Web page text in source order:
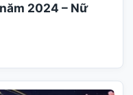
2024 – Nữ